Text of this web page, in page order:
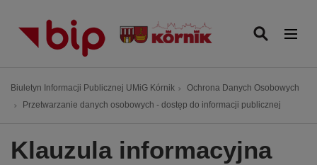
Ś
ż
Biuletyn Informacji Publicznej UMiG Kórnik
Ochrona Danych Osobowych
Przetwarzanie danych osobowych - dostęp do informacji publicznej
Klauzula informacyjna